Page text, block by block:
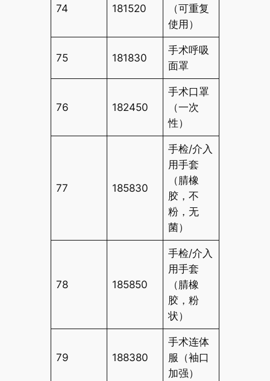
74 181520
（可重复
使用）
75 181830
手术呼吸
面罩
76 182450
手术口罩
（一次
性）
77 185830
手检/介入
用手套
（腈橡
胶，不
粉，无
菌）
78 185850
手检/介入
用手套
（腈橡
胶，粉
状）
79 188380
手术连体
服（袖口
加强）